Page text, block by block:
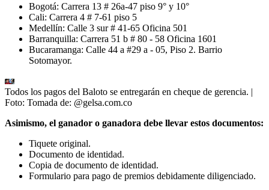
Bogotá: Carrera 13 # 26a-47 piso 9° y 10°
Cali: Carrera 4 # 7-61 piso 5
Medellín: Calle 3 sur # 41-65 Oficina 501
Barranquilla: Carrera 51 b # 80 - 58 Oficina 1601
Bucaramanga: Calle 44 a #29 a - 05, Piso 2. Barrio
Sotomayor.
Todos los pagos del Baloto se entregarán en cheque de gerencia. |
Foto: Tomada de: @gelsa.com.co
Asimismo, el ganador o ganadora debe llevar estos documentos:
Tiquete original.
Documento de identidad.
Copia de documento de identidad.
Formulario para pago de premios debidamente diligenciado.